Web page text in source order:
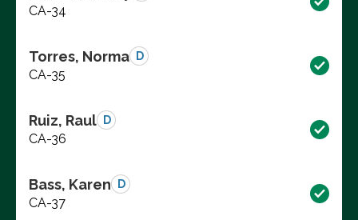
CA-34
Torres, Norma D
CA-35
Ruiz, Raul D
CA-36
Bass, Karen D
CA-37